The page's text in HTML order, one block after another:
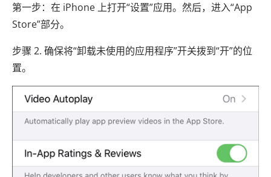
第一步：在 iPhone 上打开“设置”应用。然后，进入“App
Store”部分。
步骤 2. 确保将“卸载未使用的应用程序”开关拨到“开”的位
置。